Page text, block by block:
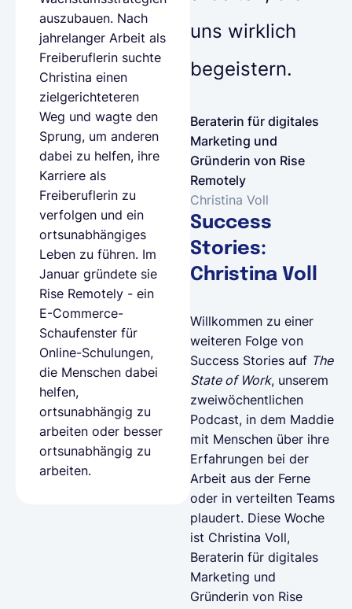
auszubauen. Nach
jahrelanger Arbeit als
Freiberuflerin suchte
Christina einen
zielgerichteteren
Weg und wagte den
Sprung, um anderen
dabei zu helfen, ihre
Karriere als
Freiberuflerin zu
verfolgen und ein
ortsunabhängiges
Leben zu führen. Im
Januar gründete sie
Rise Remotely - ein
E-Commerce-
Schaufenster für
Online-Schulungen,
die Menschen dabei
helfen,
ortsunabhängig zu
arbeiten oder besser
ortsunabhängig zu
arbeiten.
uns wirklich
begeistern.
Beraterin für digitales
Marketing und
Gründerin von Rise
Remotely
Christina Voll
Success
Stories:
Christina Voll
Willkommen zu einer
weiteren Folge von
Success Stories auf The
State of Work, unserem
zweiwöchentlichen
Podcast, in dem Maddie
mit Menschen über ihre
Erfahrungen bei der
Arbeit aus der Ferne
oder in verteilten Teams
plaudert. Diese Woche
ist Christina Voll,
Beraterin für digitales
Marketing und
Gründerin von Rise